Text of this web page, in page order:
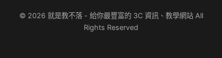
© 2026 就是教不落 - 給你最豐富的 3C 資訊、教學網站 All
Rights Reserved